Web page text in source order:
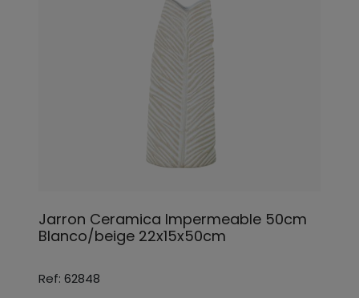
Jarron Ceramica Impermeable 50cm
Blanco/beige 22x15x50cm
Ref: 62848